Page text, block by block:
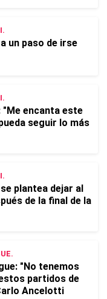
un paso de irse
encanta este
seguir lo más
plantea dejar al
de la final de la
"No tenemos
partidos de
Ancelotti